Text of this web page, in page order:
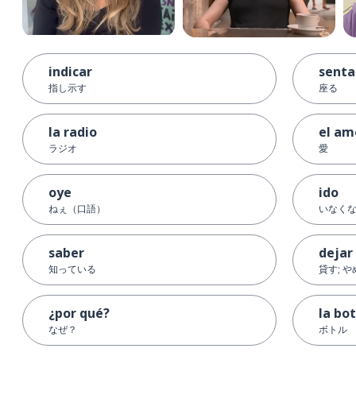
indicar
指し示す
la radio
ラジオ
oye
ねぇ（口語）
saber
知っている
¿por qué?
なぜ？
座る
el
愛
ido
いなく
dejar
貸す; や
la
ボトル